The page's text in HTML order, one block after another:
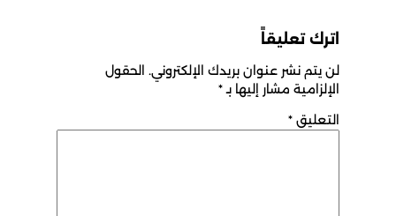
اترك تعليقاً
لن يتم نشر عنوان بريدك الإلكتروني. الحقول
الإلزامية مشار إليها بـ*
التعليق *